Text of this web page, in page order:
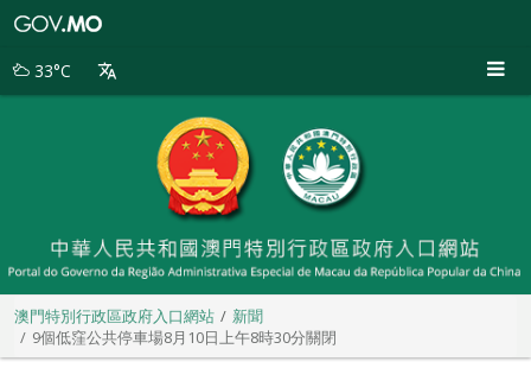
別
33°C
澳門特別行政區政府入口網站
新聞
9個低窪公共停車場8月10日上午8時30分關閉